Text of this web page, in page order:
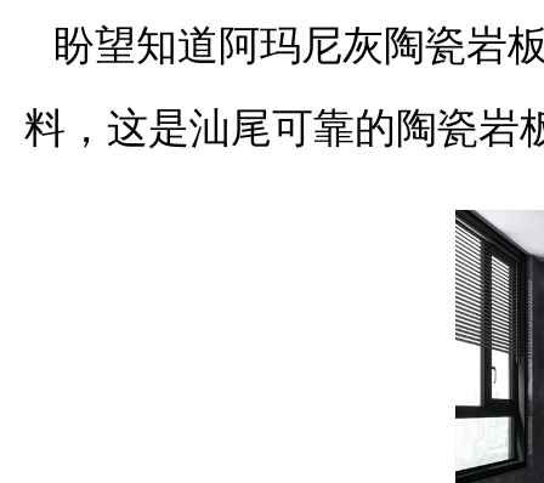
盼望知道阿玛尼灰陶瓷岩
料，这是汕尾可靠的陶瓷岩